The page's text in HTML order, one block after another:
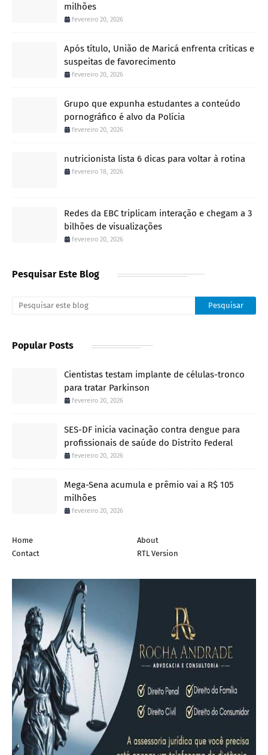
milhões
fevereiro 20, 2026
Após título, União de Maricá enfrenta críticas e
suspeitas de favorecimento
fevereiro 20, 2026
Grupo que expunha estudantes a conteúdo
pornográfico é alvo da Polícia
fevereiro 20, 2026
nutricionista lista 6 dicas para voltar à rotina
fevereiro 18, 2026
Redes da EBC triplicam interação e chegam a 3
bilhões de visualizações
fevereiro 20, 2026
Pesquisar Este Blog
Popular Posts
Cientistas testam implante de células-tronco
para tratar Parkinson
fevereiro 20, 2026
SES-DF inicia vacinação contra dengue para
profissionais de saúde do Distrito Federal
fevereiro 20, 2026
Mega-Sena acumula e prêmio vai a R$ 105
milhões
fevereiro 20, 2026
Home
About
Contact
RTL Version